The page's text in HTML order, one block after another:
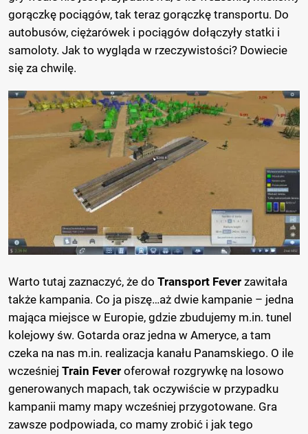
gorączkę pociągów, tak teraz gorączkę transportu. Do
autobusów, ciężarówek i pociągów dołączyły statki i
samoloty. Jak to wygląda w rzeczywistości? Dowiecie
się za chwilę.
Warto tutaj zaznaczyć, że do Transport Fever zawitała
także kampania. Co ja piszę…aż dwie kampanie – jedna
mająca miejsce w Europie, gdzie zbudujemy m.in. tunel
kolejowy św. Gotarda oraz jedna w Ameryce, a tam
czeka na nas m.in. realizacja kanału Panamskiego. O ile
wcześniej Train Fever oferował rozgrywkę na losowo
generowanych mapach, tak oczywiście w przypadku
kampanii mamy mapy wcześniej przygotowane. Gra
zawsze podpowiada, co mamy zrobić i jak tego